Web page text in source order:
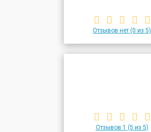
Отзывов нет (0 из 5)
Отзывов 1 (5 из 5)